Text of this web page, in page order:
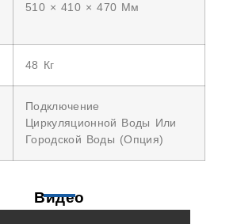
510 × 410 × 470 Мм
48 Кг
Подключение
Циркуляционной Воды Или
Городской Воды (опция)
Видео